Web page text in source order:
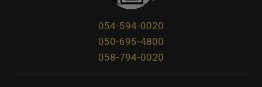
054-594-0020
050-695-4800
058-794-0020